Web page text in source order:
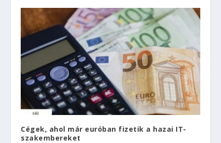
Cégek, ahol már euróban fizetik a hazai IT-
szakembereket